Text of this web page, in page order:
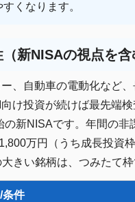
くなります。
新NISAの視点を含
、自動車の電動化など
け投資が続けば最先端
の新NISAです。年間の
万円（うち成長投資
きい銘柄は、つみたて
条件